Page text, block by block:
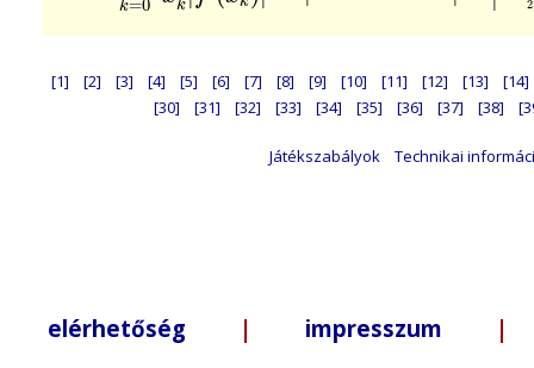
k=0 k 2
[1] [2] [3] [4] [5] [6] [7] [8] [9] [10] [11] [12] [13]
[14]
[30]
[31] [32] [33] [34] [35] [36] [37] [38]
Játékszabályok Technikai
elérhetőség | impresszum |